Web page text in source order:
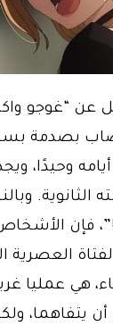
“غوجو
بصدمة
وحيدًا،
الثانوية.
فإن
العصرية
هي عمليا
أن يتفاهما،